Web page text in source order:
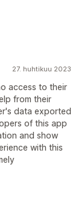
27. huhtikuu 2023
access to their
from their
data exported
of this app
and show
with this